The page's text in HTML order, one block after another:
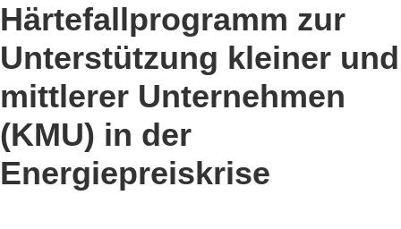
Härtefallprogramm zur
Unterstützung kleiner und
mittlerer Unternehmen
(KMU) in der
Energiepreiskrise